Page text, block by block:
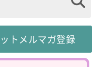
トメルマガ登録